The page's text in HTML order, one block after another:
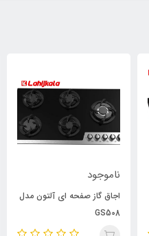
ناموجود
اجاق گاز صفحه ای آلتون مدل
GS508